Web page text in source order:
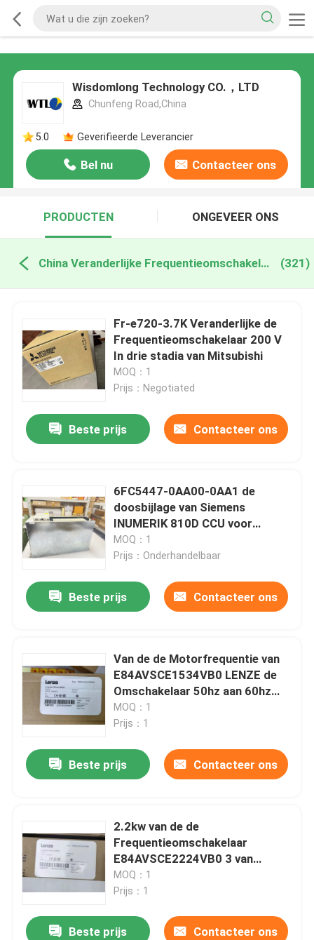
Wisdomlong Technology CO.，LTD
Chunfeng Road,China
5.0 Geverifieerde Leverancier
Bel nu Contacteer ons
PRODUCTEN ONGEVEER ONS
China Veranderlijke Frequentieomschakelaar (321)
Fr-e720-3.7K Veranderlijke de
Frequentieomschakelaar 200 V
In drie stadia van Mitsubishi
MOQ：1
Prijs：Negotiated
Beste prijs Contacteer ons
6FC5447-0AA00-0AA1 de
doosbijlage van Siemens
INUMERIK 810D CCU voor
elektronische controleccu doos
met integr 3
MOQ：1
Prijs：Onderhandelbaar
Beste prijs Contacteer ons
Van de de Motorfrequentie van
E84AVSCE1534VB0 LENZE de
Omschakelaar 50hz aan 60hz
15kw 3/PE AC 400V 500V
MOQ：1
Prijs：1
Beste prijs Contacteer ons
2.2kw van de de
Frequentieomschakelaar
E84AVSCE2224VB0 3 van
omschakelaarsbestuurders de
Veranderlijke Omschakelaar van
MOQ：1
Prijs：1
Beste prijs Contacteer ons